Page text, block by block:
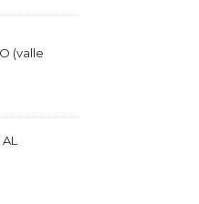
(valle